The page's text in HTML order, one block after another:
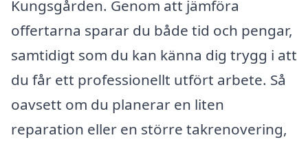
Kungsgården. Genom att jämföra
offertarna sparar du både tid och pengar,
samtidigt som du kan känna dig trygg i att
du får ett professionellt utfört arbete. Så
oavsett om du planerar en liten
reparation eller en större takrenovering,